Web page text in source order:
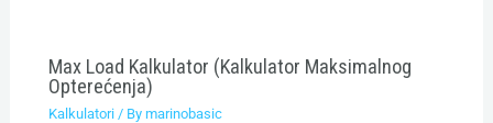
Max Load Kalkulator (Kalkulator Maksimalnog
Opterećenja)
Kalkulatori/ By marinobasic